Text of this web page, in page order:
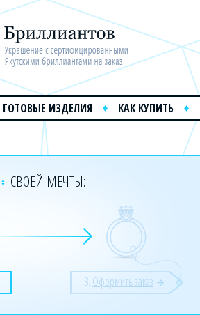
ГОТОВЫЕ ИЗДЕЛИЯ КАК КУПИТЬ
СВОЕЙ МЕЧТЫ:
3. Оформить заказ